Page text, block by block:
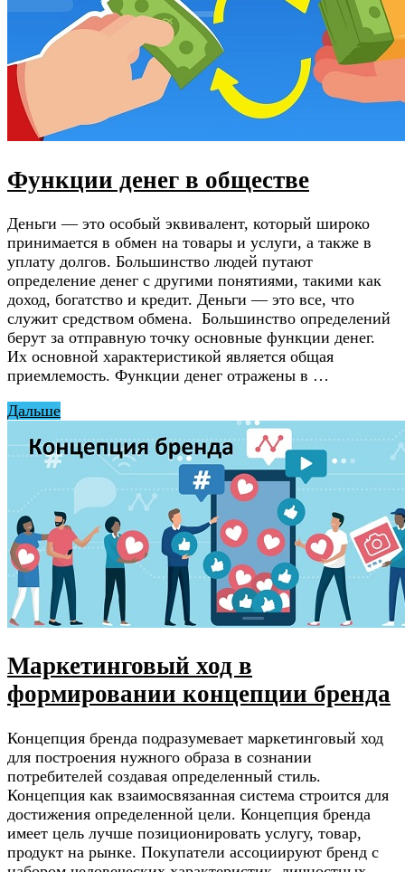
Функции денег в обществе
Деньги — это особый эквивалент, который широко
принимается в обмен на товары и услуги, а также в
уплату долгов. Большинство людей путают
определение денег с другими понятиями, такими как
доход, богатство и кредит. Деньги — это все, что
служит средством обмена. Большинство определений
берут за отправную точку основные функции денег.
Их основной характеристикой является общая
приемлемость. Функции денег отражены в …
Дальше
Маркетинговый ход в
формировании концепции бренда
Концепция бренда подразумевает маркетинговый ход
для построения нужного образа в сознании
потребителей создавая определенный стиль.
Концепция как взаимосвязанная система строится для
достижения определенной цели. Концепция бренда
имеет цель лучше позиционировать услугу, товар,
продукт на рынке. Покупатели ассоциируют бренд с